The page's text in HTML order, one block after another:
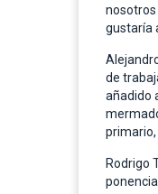
nosotros
gustaría
de
añadido
primario,
Rodrigo